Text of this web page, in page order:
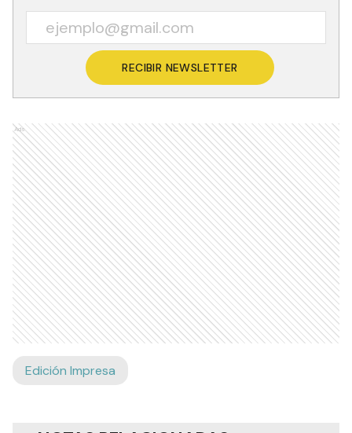
RECIBIR NEWSLETTER
Ads
Edición Impresa